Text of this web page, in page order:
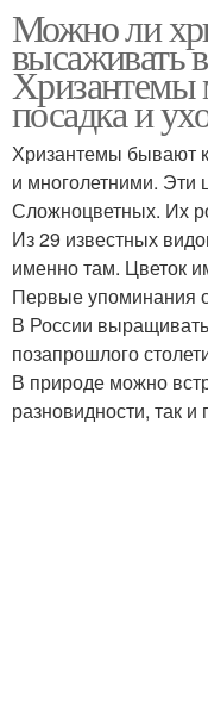
Хризантема в
Можно ли
высаживать
Хризантемы
посадка и
Хризантемы бывают
и многолетними. Эти
Сложноцветных. Их
Из 29 известных
именно там. Цветок
Первые упоминания
В России
позапрошлого
В природе можно
разновидности, так и